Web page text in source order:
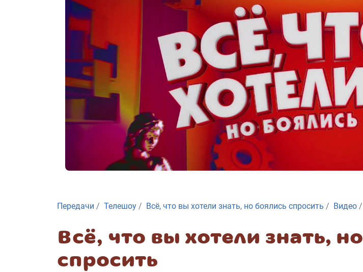
Передачи Телешоу Всё, что вы хотели знать, но боялись спросить Видео
Всё, что вы хотели знать,
спросить